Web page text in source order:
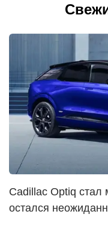
Cadillac Optiq
остался